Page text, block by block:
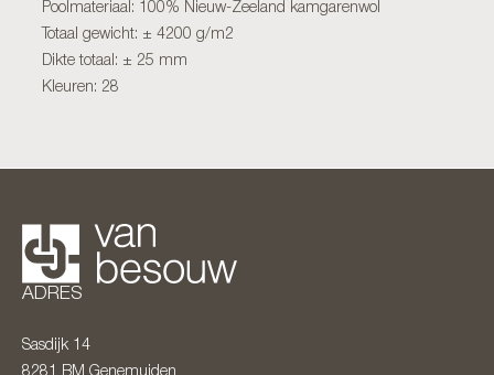
Poolmateriaal: 100% Nieuw-Zeeland kamgarenwol
Totaal gewicht: ± 4200 g/m2
Dikte totaal: ± 25 mm
Kleuren: 28
ADRES
Sasdijk 14
8281 BM Genemuiden